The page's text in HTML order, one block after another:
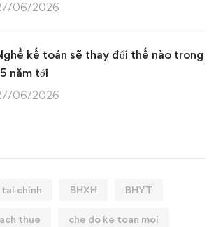
06/2026
kế toán sẽ thay đổi thế nào trong
năm tới
06/2026
chinh BHXH BHYT
thue che do ke toan moi